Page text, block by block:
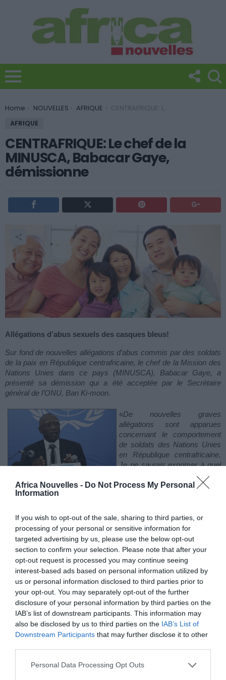
Africa Nouvelles - Do Not Process My Personal
Information
If you wish to opt-out of the sale, sharing to third parties, or
processing of your personal or sensitive information for
targeted advertising by us, please use the below opt-out
section to confirm your selection. Please note that after your
opt-out request is processed you may continue seeing
interest-based ads based on personal information utilized by
us or personal information disclosed to third parties prior to
your opt-out. You may separately opt-out of the further
disclosure of your personal information by third parties on the
IAB’s list of downstream participants. This information may
also be disclosed by us to third parties on the IAB’s List of
Downstream Participants that may further disclose it to other
Personal Data Processing Opt Outs
You are here:
Home NOUVELLES AFRIQUE
CENTRAFRIQUE: Le chef de la MINUSCA, Babacar Gaye, démissionne
AFRIQUE
CENTRAFRIQUE: Le chef de la
MINUSCA, Babacar Gaye,
démissionne
Allégations d’abus sexuels des casques bleus!
Sur fond de nouvelles allégations d’abus commis par des soldats
de la paix en République centrafricaine, le chef de la Mission des
Nations Unies dans ce pays (MINUSCA), Babacar Gaye, a
présenté sa démission qui a été acceptée par le Secrétaire
général de l’ONU, Ban Ki-moon.
«De nouvelles graves
allégations sont apparues
concernant le comportement
de soldats des Nations Unies
en République centrafricaine.
Je ne saurais exprimer à quel
point je suis angoissé, en
colère et honteux concernant
ces informations répétées d’abus et d’exploitation sexuels
années. Lorsque l’ONU déploie des Casques bleus, nous le
faisons pour protéger les personnes les plus vulnérables de la
planète dans les lieux les plus pauvres de la planète. Je ne
tolèrerai aucune action susceptible de pousser les gens à passer
de la confiance à la peur. Ceux qui travaillent pour les Nations
Unies doivent respecter nos idéaux les plus élevés
», a dit M.
Ban.
Le Secrétaire général a déclaré que toute allégation devait faire
l’objet d’une enquête complète, rappelant qu’il avait nommé un
groupe indépendant externe de haut niveau pour étudier les
informations sur ces abus en République centrafricaine et sur la
manière dont l’Organisation a réagi et qu’il attendait de recevoir
la MINUSCA, à qui il a rendu hommage pour ses efforts en faveur